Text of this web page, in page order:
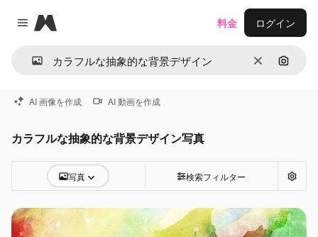
Close menu
Magnific
消去 画像で
料金 ログイン
AI 画像を作成 AI 動画を作成
カラフルな抽象的な背景デザイン写真
写真 検索フィルター